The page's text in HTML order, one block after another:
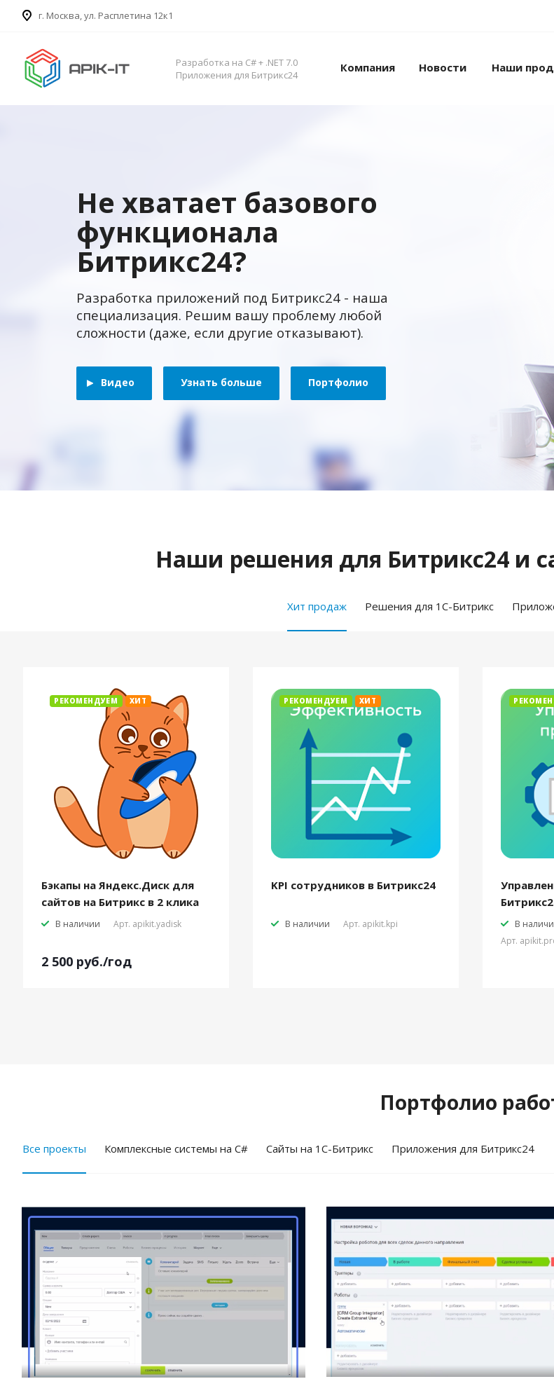
​г. Москва, ул. Расплетина 12к1
Разработка на C# + .NET 7.0
Приложения для Битрикс24
Компания Новости Наши
Не хватает базового
функционала
Битрикс24?
Разработка приложений под Битрикс24 - наша
специализация. Решим вашу проблему любой
сложности (даже, если другие отказывают).
Видео Узнать больше Портфолио
Наши решения для Битрикс24 и
Хит продаж Решения для 1С-Битрикс
РЕКОМЕНДУЕМ ХИТ
Бэкапы на Яндекс.Диск для
сайтов на Битрикс в 2 клика
В наличии Арт. apikit.yadisk
2 500 руб./год
РЕКОМЕНДУЕМ ХИТ
KPI сотрудников в Битрикс24
В наличии Арт. apikit.kpi
В
Арт.
Портфолио
Все проекты Комплексные системы на C# Cайты на 1С-Битрикс Приложения для Битрикс24
Смотреть проект